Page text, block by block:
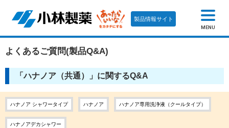
製品情報サイト
MENU
よくあるご質問(製品Q&A)
「ハナノア（共通）」に関するQ&A
ハナノア シャワータイプ ハナノア ハナノア専用洗浄液（クールタイプ）
ハナノアデカシャワー